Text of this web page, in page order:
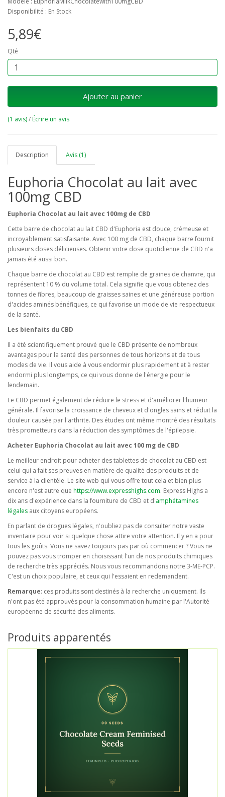
Disponibilité : En Stock
5,89€
Qté
Ajouter au panier
(1 avis)/Écrire un avis
Description Avis (1)
Euphoria Chocolat au lait avec
100mg CBD
Euphoria Chocolat au lait avec 100mg de CBD
Cette barre de chocolat au lait CBD d'Euphoria est douce, crémeuse et
incroyablement satisfaisante. Avec 100 mg de CBD, chaque barre fournit
plusieurs doses délicieuses. Obtenir votre dose quotidienne de CBD n'a
jamais été aussi bon.
Chaque barre de chocolat au CBD est remplie de graines de chanvre, qui
représentent 10 % du volume total. Cela signifie que vous obtenez des
tonnes de fibres, beaucoup de graisses saines et une généreuse portion
d'acides aminés bénéfiques, ce qui favorise un mode de vie respectueux
de la santé.
Les bienfaits du CBD
Il a été scientifiquement prouvé que le CBD présente de nombreux
avantages pour la santé des personnes de tous horizons et de tous
modes de vie. Il vous aide à vous endormir plus rapidement et à rester
endormi plus longtemps, ce qui vous donne de l'énergie pour le
lendemain.
Le CBD permet également de réduire le stress et d'améliorer l'humeur
générale. Il favorise la croissance de cheveux et d'ongles sains et réduit la
douleur causée par l'arthrite. Des études ont même montré des résultats
très prometteurs dans la réduction des symptômes de l'épilepsie.
Acheter Euphoria Chocolat au lait avec 100 mg de CBD
Le meilleur endroit pour acheter des tablettes de chocolat au CBD est
celui qui a fait ses preuves en matière de qualité des produits et de
service à la clientèle. Le site web qui vous offre tout cela et bien plus
encore n'est autre que https://www.expresshighs.com. Express Highs a
dix ans d'expérience dans la fourniture de CBD et d'amphétamines
légales aux citoyens européens.
En parlant de drogues légales, n'oubliez pas de consulter notre vaste
inventaire pour voir si quelque chose attire votre attention. Il y en a pour
tous les goûts. Vous ne savez toujours pas par où commencer ? Vous ne
pouvez pas vous tromper en choisissant l'un de nos produits chimiques
de recherche très appréciés. Nous vous recommandons notre 3-ME-PCP.
C'est un choix populaire, et ceux qui l'essaient en redemandent.
Remarque: ces produits sont destinés à la recherche uniquement. Ils
n'ont pas été approuvés pour la consommation humaine par l'Autorité
européenne de sécurité des aliments.
Produits apparentés